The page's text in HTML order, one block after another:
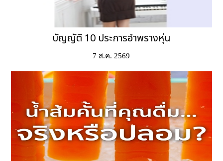
บัญญัติ 10 ประการอำพรางหุ่น
7 ส.ค. 2569